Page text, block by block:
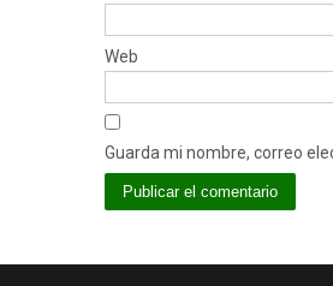
Web
Guarda mi nombre, correo